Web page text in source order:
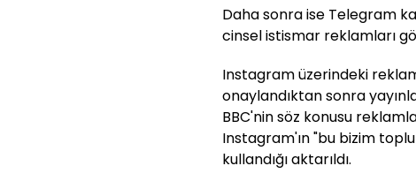
Daha sonra ise Telegram
cinsel istismar reklamları
Instagram üzerindeki
onaylandıktan sonra
BBC'nin söz konusu
Instagram'ın "bu bizim
kullandığı aktarıldı.